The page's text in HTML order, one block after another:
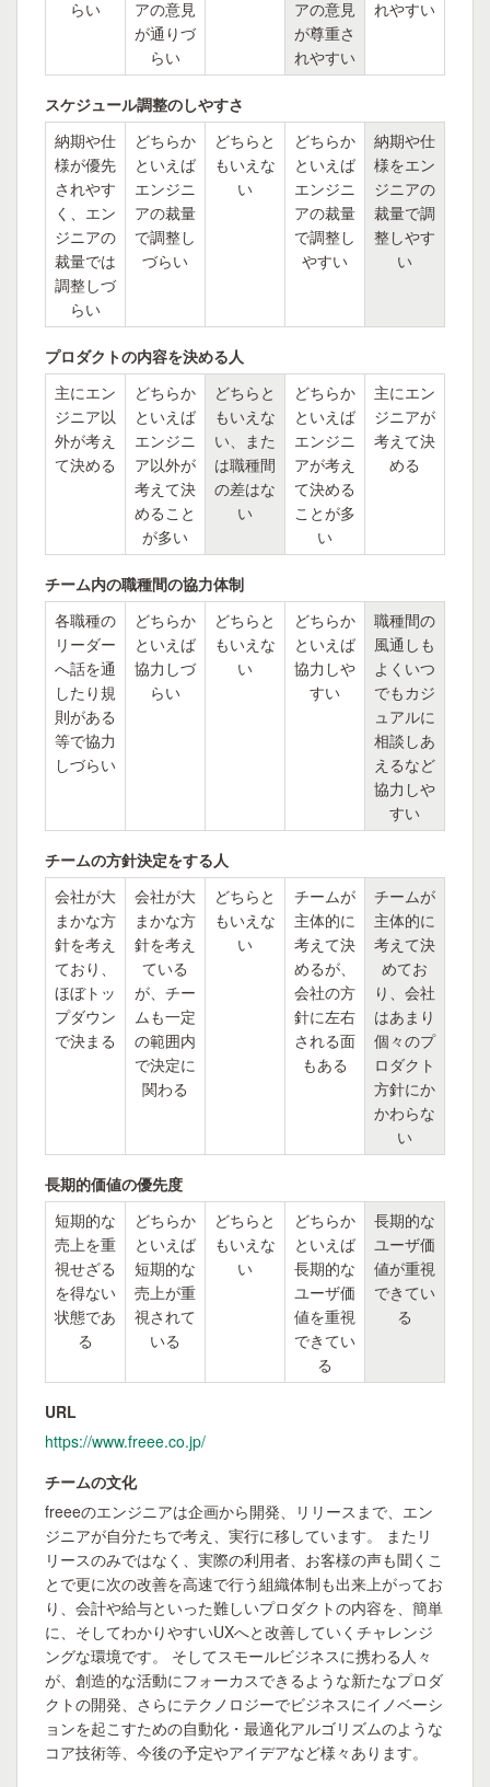
らい
アの意見
が通りづ
らい
アの意見
が尊重さ
れやすい
れやすい
スケジュール調整のしやすさ
納期や仕
様が優先
されやす
く、エン
ジニアの
裁量では
調整しづ
らい
どちらか
といえば
エンジニ
アの裁量
で調整し
づらい
どちらと
もいえな
い
どちらか
といえば
エンジニ
アの裁量
で調整し
やすい
納期や仕
様をエン
ジニアの
裁量で調
整しやす
い
プロダクトの内容を決める人
主にエン
ジニア以
外が考え
て決める
どちらか
といえば
エンジニ
ア以外が
考えて決
めること
が多い
どちらと
もいえな
い、また
は職種間
の差はな
い
どちらか
といえば
エンジニ
アが考え
て決める
ことが多
い
主にエン
ジニアが
考えて決
める
チーム内の職種間の協力体制
各職種の
リーダー
へ話を通
したり規
則がある
等で協力
しづらい
どちらか
といえば
協力しづ
らい
どちらと
もいえな
い
どちらか
といえば
協力しや
すい
職種間の
風通しも
よくいつ
でもカジ
ュアルに
相談しあ
えるなど
協力しや
すい
チームの方針決定をする人
会社が大
まかな方
針を考え
ており、
ほぼトッ
プダウン
で決まる
会社が大
まかな方
針を考え
ている
が、チー
ムも一定
の範囲内
で決定に
関わる
どちらと
もいえな
い
チームが
主体的に
考えて決
めるが、
会社の方
針に左右
される面
もある
チームが
主体的に
考えて決
めてお
り、会社
はあまり
個々のプ
ロダクト
方針にか
かわらな
い
長期的価値の優先度
短期的な
売上を重
視せざる
を得ない
状態であ
る
どちらか
といえば
短期的な
売上が重
視されて
いる
どちらと
もいえな
い
どちらか
といえば
長期的な
ユーザ価
値を重視
できてい
る
長期的な
ユーザ価
値が重視
できてい
る
URL
https://www.freee.co.jp/
チームの文化
freeeのエンジニアは企画から開発、リリースまで、エン
ジニアが自分たちで考え、実行に移しています。 またリ
リースのみではなく、実際の利用者、お客様の声も聞くこ
とで更に次の改善を高速で行う組織体制も出来上がってお
り、会計や給与といった難しいプロダクトの内容を、簡単
に、そしてわかりやすいUXへと改善していくチャレンジ
ングな環境です。 そしてスモールビジネスに携わる人々
が、創造的な活動にフォーカスできるような新たなプロダ
クトの開発、さらにテクノロジーでビジネスにイノベーシ
ョンを起こすための自動化・最適化アルゴリズムのような
コア技術等、今後の予定やアイデアなど様々あります。